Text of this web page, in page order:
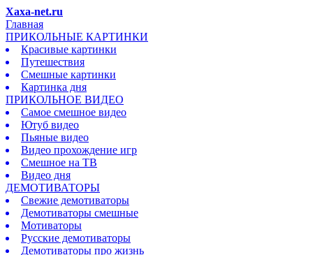
Xaxa-net.ru
Главная
ПРИКОЛЬНЫЕ КАРТИНКИ
Красивые картинки
Путешествия
Смешные картинки
Картинка дня
ПРИКОЛЬНОЕ ВИДЕО
Самое смешное видео
Ютуб видео
Пьяные видео
Видео прохождение игр
Смешное на ТВ
Видео дня
ДЕМОТИВАТОРЫ
Свежие демотиваторы
Демотиваторы смешные
Мотиваторы
Русские демотиваторы
Демотиваторы про жизнь